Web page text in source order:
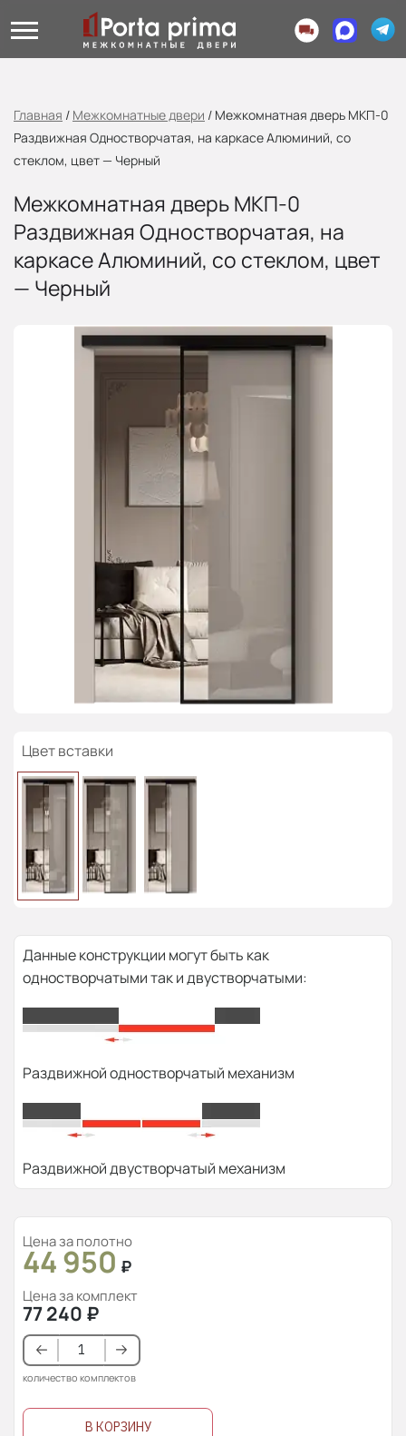
Главная / Межкомнатные двери / Межкомнатная дверь МКП-0
Раздвижная Одностворчатая, на каркасе Алюминий, со
стеклом, цвет — Черный
Межкомнатная дверь МКП-0
Раздвижная Одностворчатая, на
каркасе Алюминий, со стеклом, цвет
— Черный
Цвет вставки
Данные конструкции могут быть как
одностворчатыми так и двустворчатыми:
Раздвижной одностворчатый механизм
Раздвижной двустворчатый механизм
Цена за полотно
44 950 ₽
Цена за комплект
77 240 ₽
количество комплектов
В КОРЗИНУ